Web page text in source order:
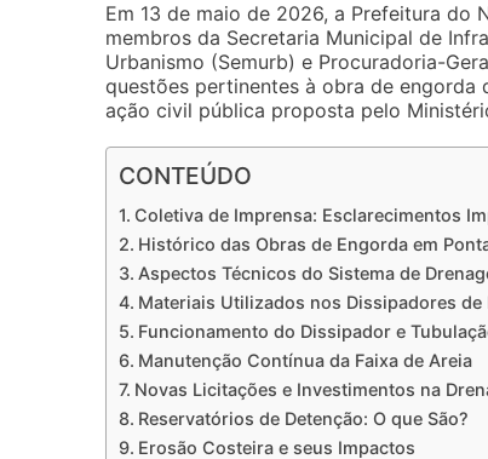
Em 13 de maio de 2026, a Prefeitura do
membros da Secretaria Municipal de
Urbanismo (Semurb) e Procuradoria-
questões pertinentes à obra de engorda
ação civil pública proposta pelo
CONTEÚDO
Coletiva de Imprensa: Esclarecimentos
Histórico das Obras de Engorda em
Aspectos Técnicos do Sistema de
Materiais Utilizados nos Dissipadores de
Funcionamento do Dissipador e
Manutenção Contínua da Faixa de Areia
Novas Licitações e Investimentos na
Reservatórios de Detenção: O que São?
Erosão Costeira e seus Impactos